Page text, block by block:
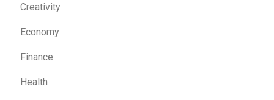
Creativity
Economy
Finance
Health